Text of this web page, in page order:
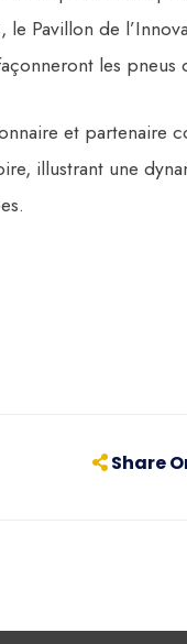
Pavillon de
les pneus
et partenaire
illustrant une
Share